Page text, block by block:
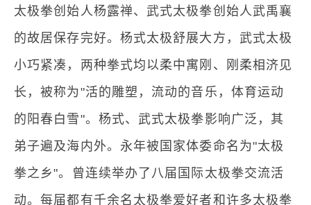
太极拳创始人杨露禅、武式太极拳创始人武禹襄
的故居保存完好。杨式太极舒展大方，武式太极
小巧紧凑，两种拳式均以柔中寓刚、刚柔相济见
长，被称为"活的雕塑，流动的音乐，体育运动
的阳春白雪"。杨式、武式太极拳影响广泛，其
弟子遍及海内外。永年被国家体委命名为"太极
拳之乡"。曾连续举办了八届国际太极拳交流活
动。每届都有千余名太极拳爱好者和许多太极拳